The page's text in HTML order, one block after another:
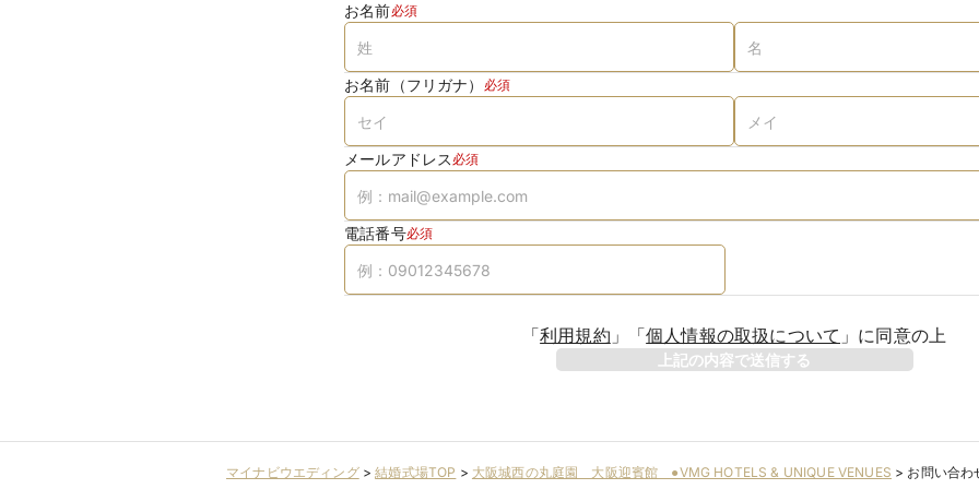
お名前必須
お名前（フリガナ） 必須
メールアドレス 必須
電話番号必須
「利用規約 」 「個人情報の取扱について 」 に同意の上
上記の内容で送信する
マイナビウエディング>結婚式場TOP > 大阪城西の丸庭園 大阪迎賓館 ●VMG HOTELS & UNIQUE VENUES > お問い合わ